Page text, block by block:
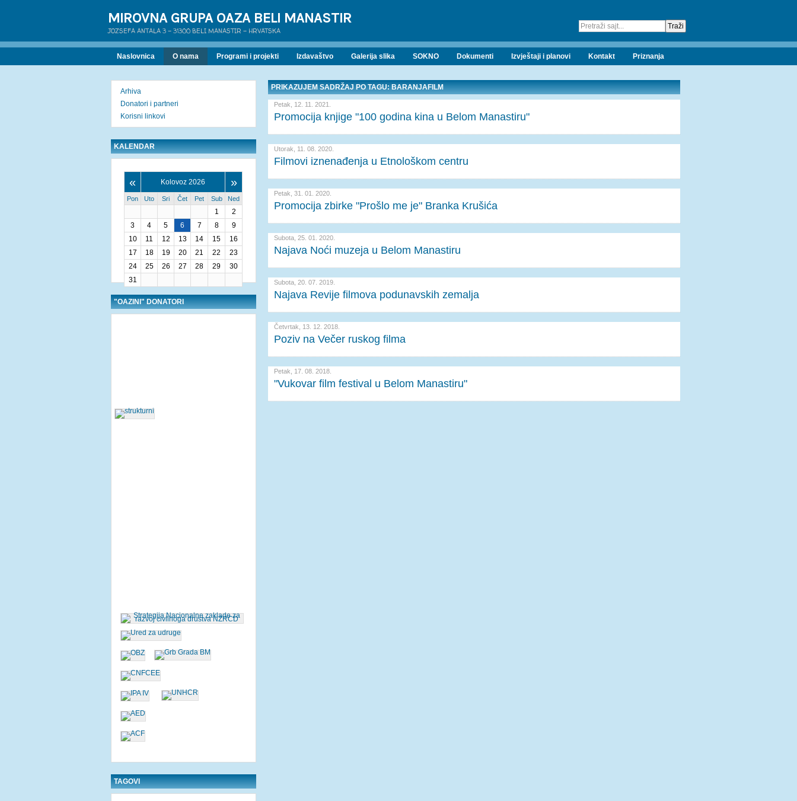
MIROVNA GRUPA OAZA BELI MANASTIR
JOZSEFA ANTALA 3 - 31300 BELI MANASTIR - HRVATSKA
Naslovnica O nama Programi i projekti Izdavaštvo Galerija slika SOKNO Dokumenti Izvještaji i planovi Kontakt Priznanja
PRIKAZUJEM SADRŽAJ PO TAGU: BARANJAFILM
Petak, 12. 11. 2021.
Promocija knjige "100 godina kina u Belom Manastiru"
Utorak, 11. 08. 2020.
Filmovi iznenađenja u Etnološkom centru
Petak, 31. 01. 2020.
Promocija zbirke "Prošlo me je" Branka Krušića
Subota, 25. 01. 2020.
Najava Noći muzeja u Belom Manastiru
Subota, 20. 07. 2019.
Najava Revije filmova podunavskih zemalja
Četvrtak, 13. 12. 2018.
Poziv na Večer ruskog filma
Petak, 17. 08. 2018.
"Vukovar film festival u Belom Manastiru"
Arhiva
Donatori i partneri
Korisni linkovi
KALENDAR
« Kolovoz 2026 »
Pon Uto Sri Čet Pet Sub Ned
1
2
3
4 5 6 7 8
9
10
11 12 13 14 15
16
17
18 19 20 21 22
23
24
25 26 27 28 29
30
31
"OAZINI" DONATORI
TAGOVI